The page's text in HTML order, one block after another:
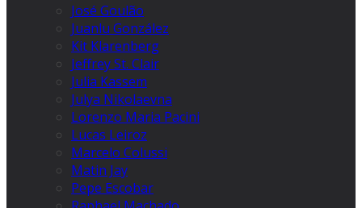
José Goulão
Juanlu González
Kit Klarenberg
Jeffrey St. Clair
Julia Kassem
Julya Nikolaevna
Lorenzo Maria Pacini
Lucas Leiroz
Marcelo Colussi
Matin Jay
Pepe Escobar